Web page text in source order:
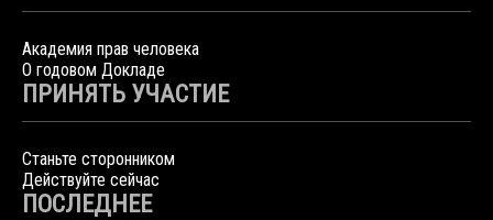
Академия прав человека
О годовом Докладе
ПРИНЯТЬ УЧАСТИЕ
Станьте сторонником
Действуйте сейчас
ПОСЛЕДНЕЕ